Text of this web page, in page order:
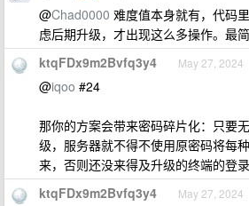
@Chad0000 难度值本身就有，代码
虑后期升级，才出现这么多操作。最
ktqFDx9m2Bvfq3y4 May 27, 2024
@iqoo #24
那你的方案会带来密码碎片化：只要
级，服务器就不得不使用原密码将每
来，否则还没来得及升级的终端的登
ktqFDx9m2Bvfq3y4 May 27, 2024